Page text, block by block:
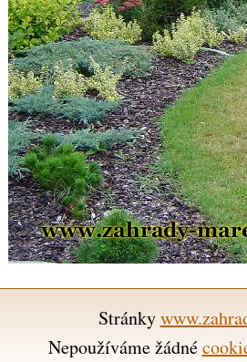
Stránky
Nepoužíváme žádné